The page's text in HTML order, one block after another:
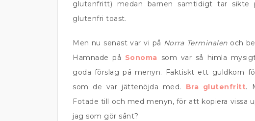
glutenfritt) medan barnen samtidigt tar
glutenfri toast.
Men nu senast var vi på Norra Terminalenoch
Hamnade på Sonoma som var så himla
goda förslag på menyn. Faktiskt ett guldkorn
som de var jättenöjda med. Bra glutenfritt.
Fotade till och med menyn, för att kopiera vissa
jag som gör sånt?